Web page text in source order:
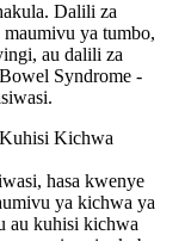
Dalili za
ya tumbo,
au dalili za
Syndrome -
Kichwa
hasa kwenye
ya kichwa ya
au kuhisi kichwa